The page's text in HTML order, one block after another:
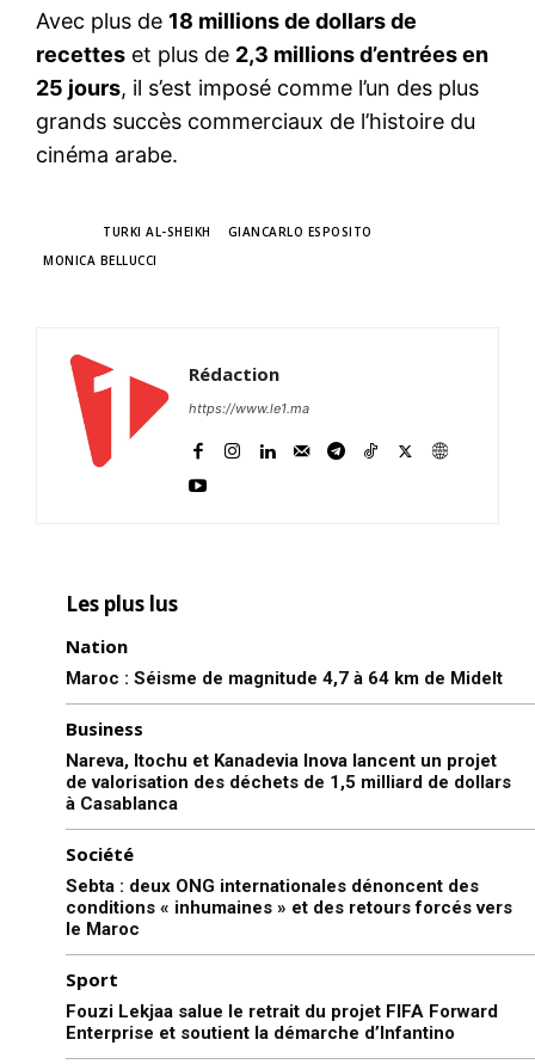
Avec plus de 18 millions de dollars de
recettes et plus de 2,3 millions d’entrées en
25 jours, il s’est imposé comme l’un des plus
grands succès commerciaux de l’histoire du
cinéma arabe.
TURKI AL-SHEIKH
GIANCARLO ESPOSITO
MONICA BELLUCCI
Rédaction
https://www.le1.ma
Les plus lus
Nation
Maroc : Séisme de magnitude 4,7 à 64 km de Midelt
Business
Nareva, Itochu et Kanadevia Inova lancent un projet
de valorisation des déchets de 1,5 milliard de dollars
à Casablanca
Société
Sebta : deux ONG internationales dénoncent des
conditions « inhumaines » et des retours forcés vers
le Maroc
Sport
Fouzi Lekjaa salue le retrait du projet FIFA Forward
Enterprise et soutient la démarche d’Infantino